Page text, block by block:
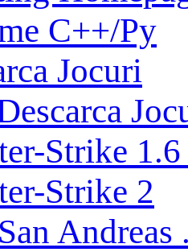
C++/Py
Jocuri
Strike 1.6
Strike 2
Andreas